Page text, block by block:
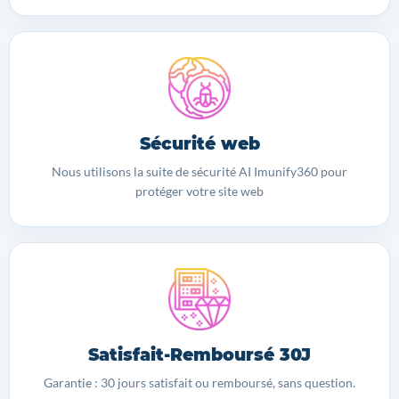
Sécurité web
Nous utilisons la suite de sécurité AI Imunify360 pour
protéger votre site web
Satisfait-Remboursé 30J
Garantie : 30 jours satisfait ou remboursé, sans question.